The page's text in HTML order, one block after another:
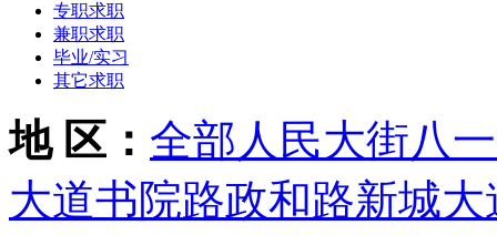
专职求职
兼职求职
毕业/实习
其它求职
地 区： 全部 人民大街八
大道书院路政和路新城大